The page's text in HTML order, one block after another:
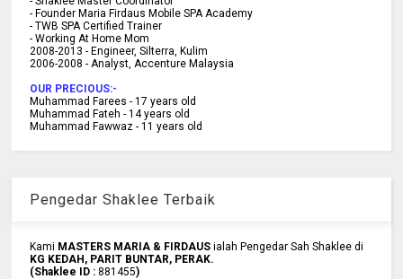
- Founder Maria Firdaus Mobile SPA Academy
- TWB SPA Certified Trainer
- Working At Home Mom
2008-2013 - Engineer, Silterra, Kulim
2006-2008 - Analyst, Accenture Malaysia
OUR PRECIOUS:-
Muhammad Farees - 17 years old
Muhammad Fateh - 14 years old
Muhammad Fawwaz - 11 years old
Pengedar Shaklee Terbaik
Kami MASTERS MARIA & FIRDAUS ialah Pengedar Sah Shaklee di
KG KEDAH, PARIT BUNTAR, PERAK.
(Shaklee ID :881455)